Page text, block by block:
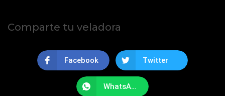
Comparte tu veladora
Facebook Twitter
WhatsApp